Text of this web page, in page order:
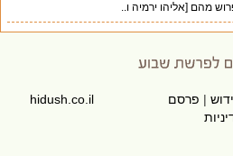
מהם [אליהו ירמיה ו..
|פרסם
hidush.co.il